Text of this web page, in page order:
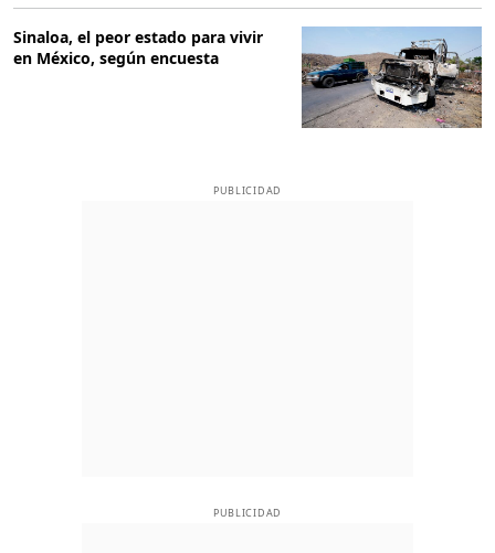
Sinaloa, el peor estado para vivir
en México, según encuesta
PUBLICIDAD
PUBLICIDAD